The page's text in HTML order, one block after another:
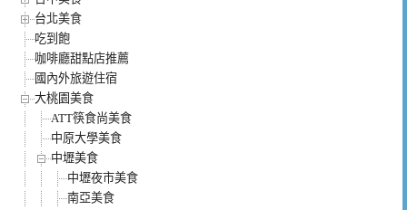
台北美食
吃到飽
咖啡廳甜點店推薦
國內外旅遊住宿
大桃園美食
ATT筷食尚美食
中原大學美食
中壢美食
中壢夜市美食
南亞美食